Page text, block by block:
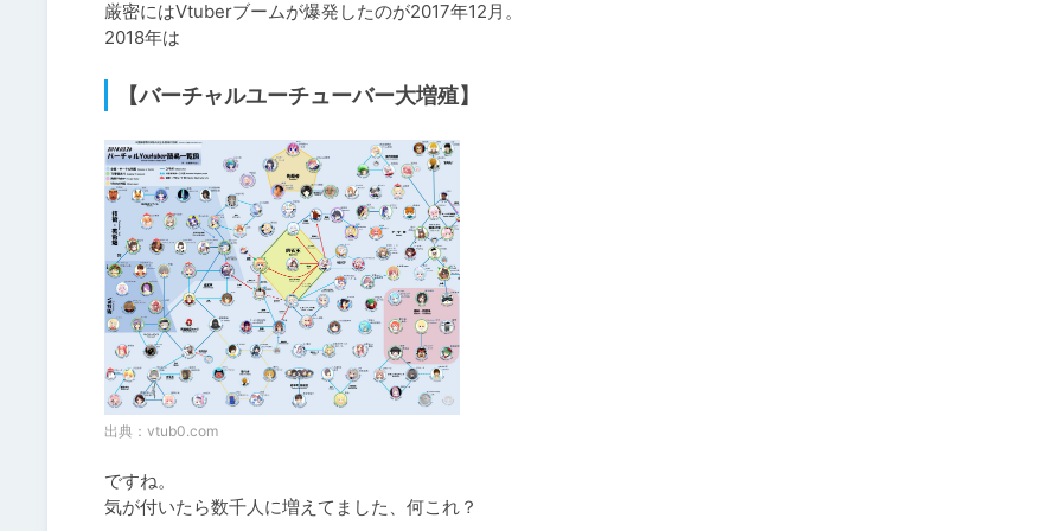
厳密にはVtuberブームが爆発したのが2017年12月。
2018年は
【バーチャルユーチューバー大増殖】
出典： vtub0.com
ですね。
気が付いたら数千人に増えてました、何これ？